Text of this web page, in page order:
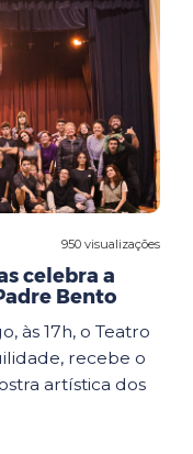
950 visualizações
celebra a
Bento
às 17h, o Teatro
recebe o
artística dos